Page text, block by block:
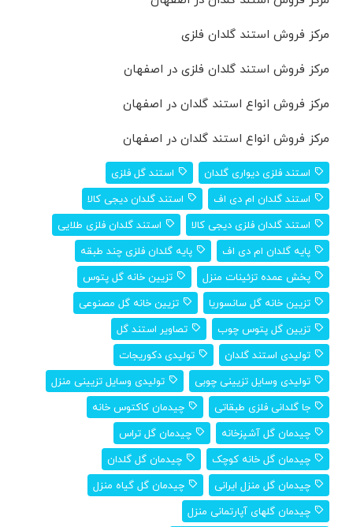
مرکز فروش استند گلدان فلزی
مرکز فروش استند گلدان فلزی در اصفهان
مرکز فروش انواع استند گلدان در اصفهان
مرکز فروش انواع استند گلدان در اصفهان
استند فلزی دیواری گلدان
استند گل فلزی
استند گلدان ام دی اف
استند گلدان دیجی کالا
استند گلدان فلزی دیجی کالا
استند گلدان فلزی طلایی
پایه گلدان ام دی اف
پایه گلدان فلزی چند طبقه
پخش عمده تزئینات منزل
تزیین خانه گل پتوس
تزیین خانه گل سانسوریا
تزیین خانه گل مصنوعی
تزیین گل پتوس چوب
تصاویر استند گل
تولیدی استند گلدان
تولیدی دکوریجات
تولیدی وسایل تزیینی چوبی
تولیدی وسایل تزیینی منزل
جا گلدانی فلزی طبقاتی
چیدمان کاکتوس خانه
چیدمان گل آشپزخانه
چیدمان گل تراس
چیدمان گل خانه کوچک
چیدمان گل گلدان
چیدمان گل منزل ایرانی
چیدمان گل گیاه منزل
چیدمان گلهای آپارتمانی منزل